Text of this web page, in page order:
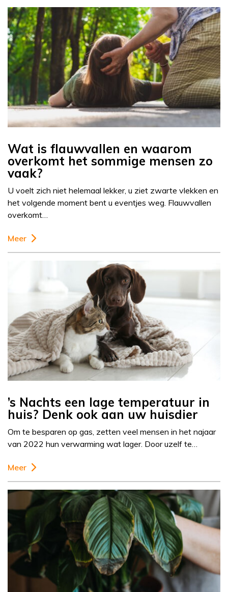
Wat is flauwvallen en waarom
overkomt het sommige mensen zo
vaak?
U voelt zich niet helemaal lekker, u ziet zwarte vlekken en
het volgende moment bent u eventjes weg. Flauwvallen
overkomt…
Meer
’s Nachts een lage temperatuur in
huis? Denk ook aan uw huisdier
Om te besparen op gas, zetten veel mensen in het najaar
van 2022 hun verwarming wat lager. Door uzelf te…
Meer